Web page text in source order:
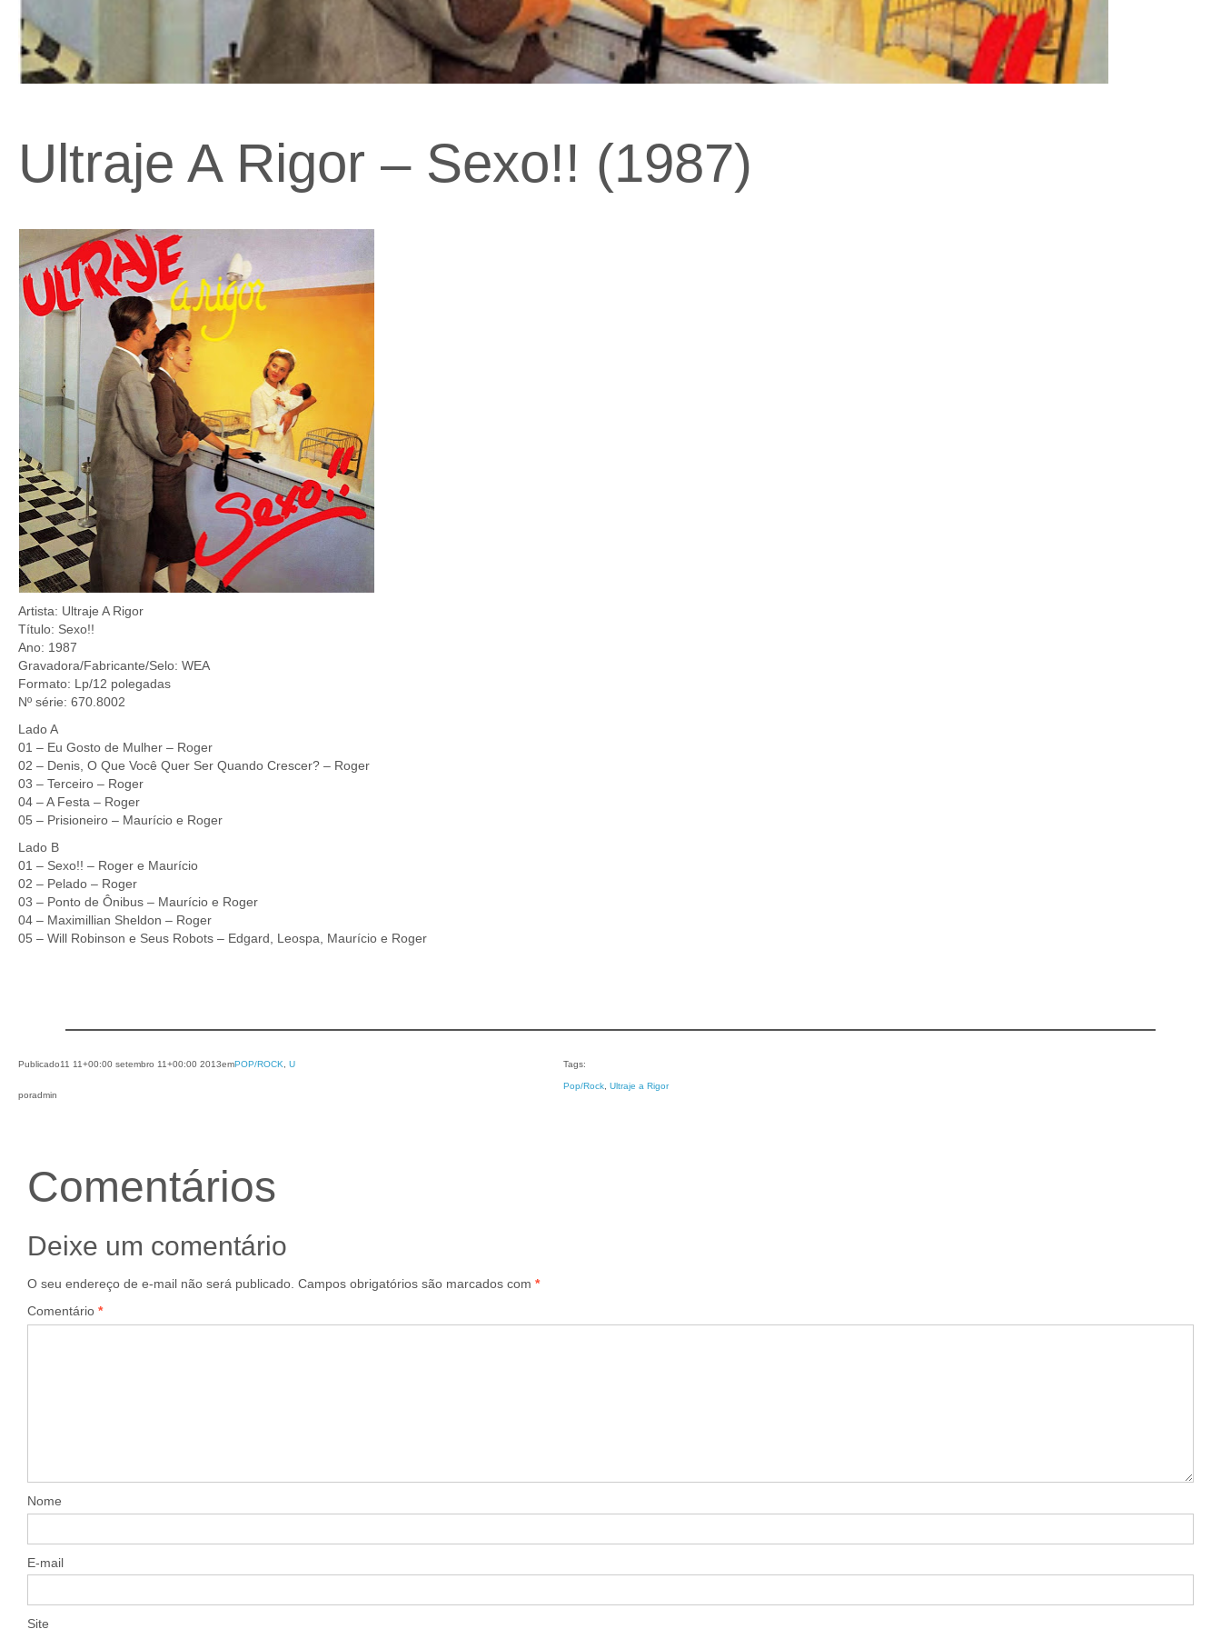
Ultraje A Rigor – Sexo!! (1987)
Artista: Ultraje A Rigor
Título: Sexo!!
Ano: 1987
Gravadora/Fabricante/Selo: WEA
Formato: Lp/12 polegadas
Nº série: 670.8002
Lado A
01 – Eu Gosto de Mulher – Roger
02 – Denis, O Que Você Quer Ser Quando Crescer? – Roger
03 – Terceiro – Roger
04 – A Festa – Roger
05 – Prisioneiro – Maurício e Roger
Lado B
01 – Sexo!! – Roger e Maurício
02 – Pelado – Roger
03 – Ponto de Ônibus – Maurício e Roger
04 – Maximillian Sheldon – Roger
05 – Will Robinson e Seus Robots – Edgard, Leospa, Maurício e Roger
Publicado11 11+00:00 setembro 11+00:00 2013emPOP/ROCK U
poradmin
Tags:
Pop/Rock Ultraje a Rigor
Comentários
Deixe um comentário
O seu endereço de e-mail não será publicado. Campos obrigatórios são marcados com *
Comentário *
Nome
E-mail
Site